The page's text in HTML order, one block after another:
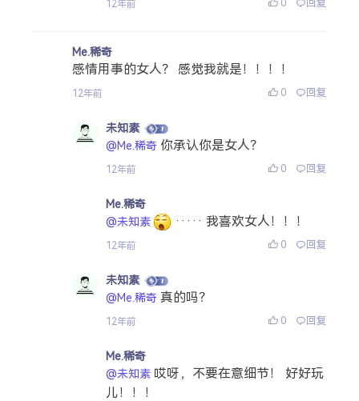
12年前 0 回复
Me.稀奇
感情用事的女人？ 感觉我就是！！！！
12年前 0 回复
未知素
@Me.稀奇 你承认你是女人？
12年前 0 回复
Me.稀奇
@未知素
····· 我喜欢女人！！！
12年前 0 回复
未知素
@Me.稀奇 真的吗？
12年前 0 回复
Me.稀奇
@未知素 哎呀，不要在意细节！ 好好玩
儿！！！